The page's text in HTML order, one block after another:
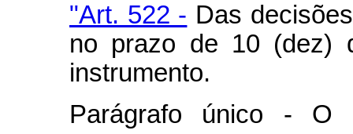
"Art. 522 - Das
no prazo de 10 (dez)
instrumento.
Parágrafo único - O